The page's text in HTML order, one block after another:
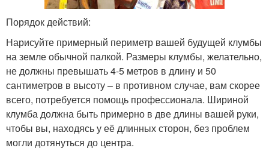
Порядок действий:
Нарисуйте примерный периметр вашей будущей клумбы
на земле обычной палкой. Размеры клумбы, желательно,
не должны превышать 4-5 метров в длину и 50
сантиметров в высоту – в противном случае, вам скорее
всего, потребуется помощь профессионала. Шириной
клумба должна быть примерно в две длины вашей руки,
чтобы вы, находясь у её длинных сторон, без проблем
могли дотянуться до центра.